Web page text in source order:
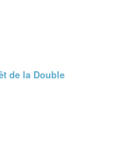
de la Double